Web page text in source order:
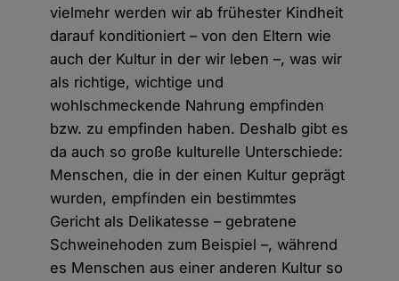
vielmehr werden wir ab frühester Kindheit
darauf konditioniert – von den Eltern wie
auch der Kultur in der wir leben –, was wir
als richtige, wichtige und
wohlschmeckende Nahrung empfinden
bzw. zu empfinden haben. Deshalb gibt es
da auch so große kulturelle Unterschiede:
Menschen, die in der einen Kultur geprägt
wurden, empfinden ein bestimmtes
Gericht als Delikatesse – gebratene
Schweinehoden zum Beispiel –, während
es Menschen aus einer anderen Kultur so